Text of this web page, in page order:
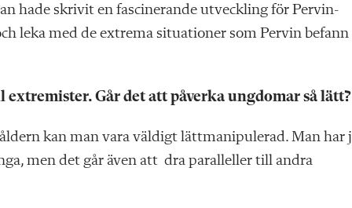
hade skrivit en fascinerande utveckling för Pervin-
leka med de extrema situationer som Pervin befann
Går det att påverka ungdomar så lätt?
kan man vara väldigt lättmanipulerad. Man har
men det går även att dra paralleller till andra